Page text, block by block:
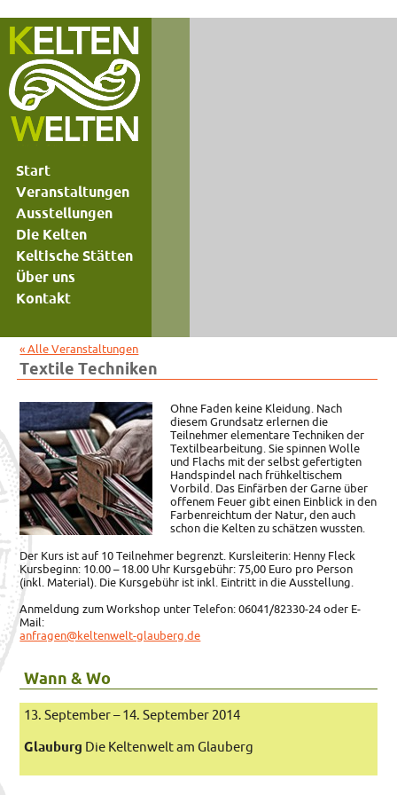
Start
Veranstaltungen
Ausstellungen
Die Kelten
Keltische Stätten
Über uns
Kontakt
« Alle Veranstaltungen
Textile Techniken
Ohne Faden keine Kleidung. Nach
diesem Grundsatz erlernen die
Teilnehmer elementare Techniken der
Textilbearbeitung.Sie spinnen Wolle
und Flachs mit der selbst gefertigten
Handspindel nach frühkeltischem
Vorbild. Das Einfärben der Garne über
offenem Feuer gibt einen Einblick in den
Farbenreichtum der Natur, den auch
schon die Kelten zu schätzen wussten.
Der Kurs ist auf 10 Teilnehmer begrenzt. Kursleiterin: Henny Fleck
Kursbeginn: 10.00 – 18.00 Uhr Kursgebühr: 75,00 Euro pro Person
(inkl. Material). Die Kursgebühr ist inkl. Eintritt in die Ausstellung.
Anmeldung zum Workshop unter Telefon: 06041/82330-24 oder E-
Mail:
anfragen@keltenwelt-glauberg.de
Wann & Wo
13. September – 14. September 2014
Glauburg Die Keltenwelt am Glauberg